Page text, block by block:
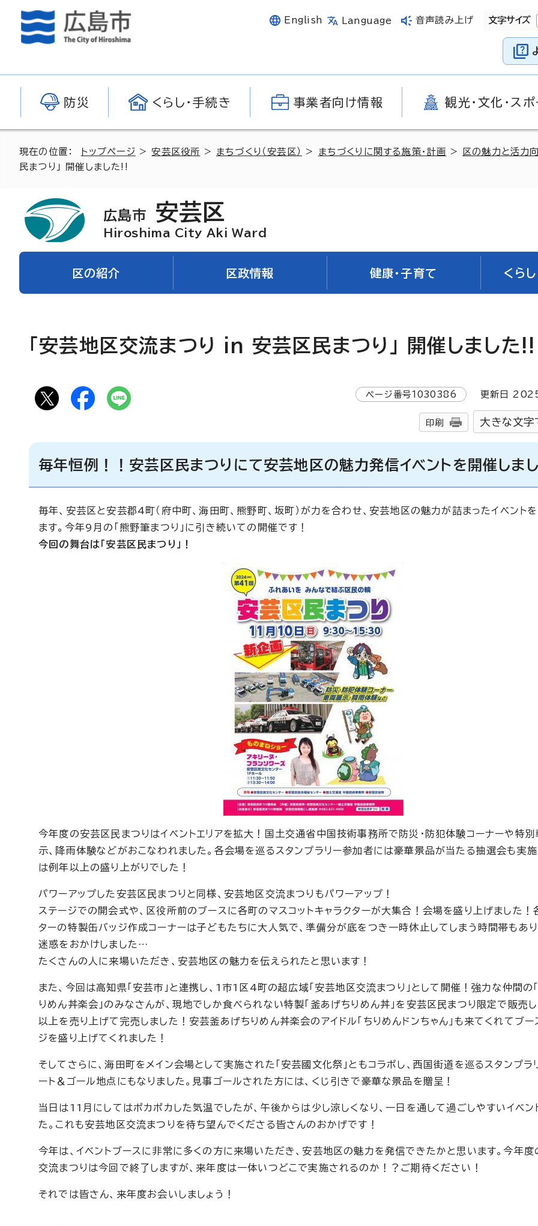
English Language 音声読み上げ 文字サイズ
防災 くらし・手続き 事業者向け情報 観光・文化・ス
現在の位置： トップページ >安芸区役所 > まちづくり（安芸区） > まちづくりに関する施策・計画 > 区の魅力と活力
民まつり」 開催しました!!
広島市 安芸区
Hiroshima City Aki Ward
区の紹介 区政情報 健康・子育て くら
「安芸地区交流まつり in 安芸区民まつり」 開催しました!!
ページ番号1030386 更新日
印刷 大きな文字
毎年恒例！！安芸区民まつりにて安芸地区の魅力発信イベントを開催しまし
毎年、安芸区と安芸郡4町（府中町、海田町、熊野町、坂町）が力を合わせ、安芸地区の魅力が詰まったイベント
ます。今年9月の「熊野筆まつり」に引き続いての開催です！
今回の舞台は「安芸区民まつり」！
今年度の安芸区民まつりはイベントエリアを拡大！国土交通省中国技術事務所で防災・防犯体験コーナーや特
示、降雨体験などがおこなわれました。各会場を巡るスタンプラリー参加者には豪華景品が当たる抽選会も実施
は例年以上の盛り上がりでした！
パワーアップした安芸区民まつりと同様、安芸地区交流まつりもパワーアップ！
ステージでの開会式や、区役所前のブースに各町のマスコットキャラクターが大集合！会場を盛り上げました！
ターの特製缶バッジ作成コーナーは子どもたちに大人気で、準備分が底をつき一時休止してしまう時間帯もあ
迷惑をおかけしました…
たくさんの人に来場いただき、安芸地区の魅力を伝えられたと思います！
また、今回は高知県「安芸市」と連携し、1市1区4町の超広域「安芸地区交流まつり」として開催！強力な仲間の
りめん丼楽会」のみなさんが、現地でしか食べられない特製「釜あげちりめん丼」を安芸区民まつり限定で販売
以上を売り上げて完売しました！安芸釜あげちりめん丼楽会のアイドル「ちりめんドンちゃん」も来てくれてブー
ジを盛り上げてくれました！
そしてさらに、海田町をメイン会場として実施された「安芸國文化祭」ともコラボし、西国街道を巡るスタンプラ
ート＆ゴール地点にもなりました。見事ゴールされた方には、くじ引きで豪華な景品を贈呈！
当日は11月にしてはポカポカした気温でしたが、午後からは少し涼しくなり、一日を通して過ごしやすいイベン
た。これも安芸地区交流まつりを待ち望んでくださる皆さんのおかげです！
今年は、イベントブースに非常に多くの方に来場いただき、安芸地区の魅力を発信できたかと思います。今年度
交流まつりは今回で終了しますが、来年度は一体いつどこで実施されるのか！？ご期待ください！
それでは皆さん、来年度お会いしましょう！